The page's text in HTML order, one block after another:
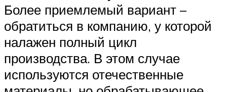
Более приемлемый вариант –
обратиться в компанию, у которой
налажен полный цикл
производства. В этом случае
используются отечественные